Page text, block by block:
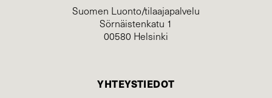
Suomen Luonto/tilaajapalvelu
Sörnäistenkatu 1
00580 Helsinki
YHTEYSTIEDOT